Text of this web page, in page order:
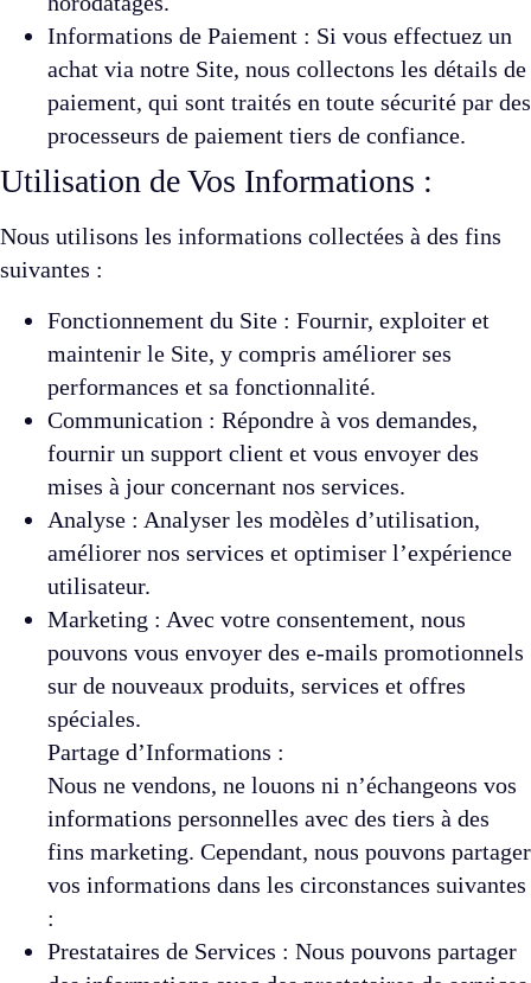
Informations de Paiement : Si vous effectuez un
achat via notre Site, nous collectons les détails de
paiement, qui sont traités en toute sécurité par des
processeurs de paiement tiers de confiance.
Utilisation de Vos Informations :
Nous utilisons les informations collectées à des fins
suivantes :
Fonctionnement du Site : Fournir, exploiter et
maintenir le Site, y compris améliorer ses
performances et sa fonctionnalité.
Communication : Répondre à vos demandes,
fournir un support client et vous envoyer des
mises à jour concernant nos services.
Analyse : Analyser les modèles d’utilisation,
améliorer nos services et optimiser l’expérience
utilisateur.
Marketing : Avec votre consentement, nous
pouvons vous envoyer des e-mails promotionnels
sur de nouveaux produits, services et offres
spéciales.
Partage d’Informations :
Nous ne vendons, ne louons ni n’échangeons vos
informations personnelles avec des tiers à des
fins marketing. Cependant, nous pouvons partager
vos informations dans les circonstances suivantes
:
Prestataires de Services : Nous pouvons partager